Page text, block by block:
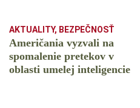
AKTUALITY, BEZPEČNOSŤ
Američania vyzvali na
spomalenie pretekov v
oblasti umelej inteligencie